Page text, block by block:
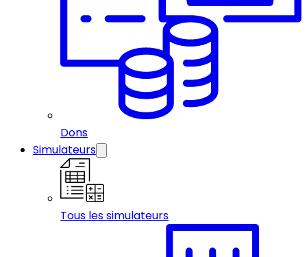
Dons
Simulateurs
Tous les simulateurs